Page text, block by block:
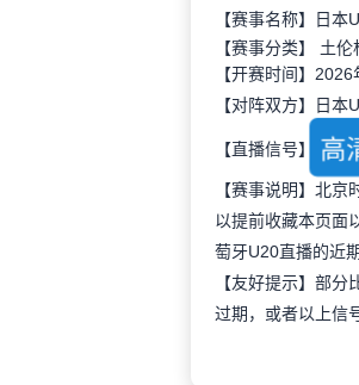
【赛事名称】日本
【赛事分类】 土伦
【开赛时间】
【对阵双方】日
【直播信号】 高
【赛事说明】北
以提前收藏本页面
萄牙U20直播的近
【友好提示】部
过期，或者以上信